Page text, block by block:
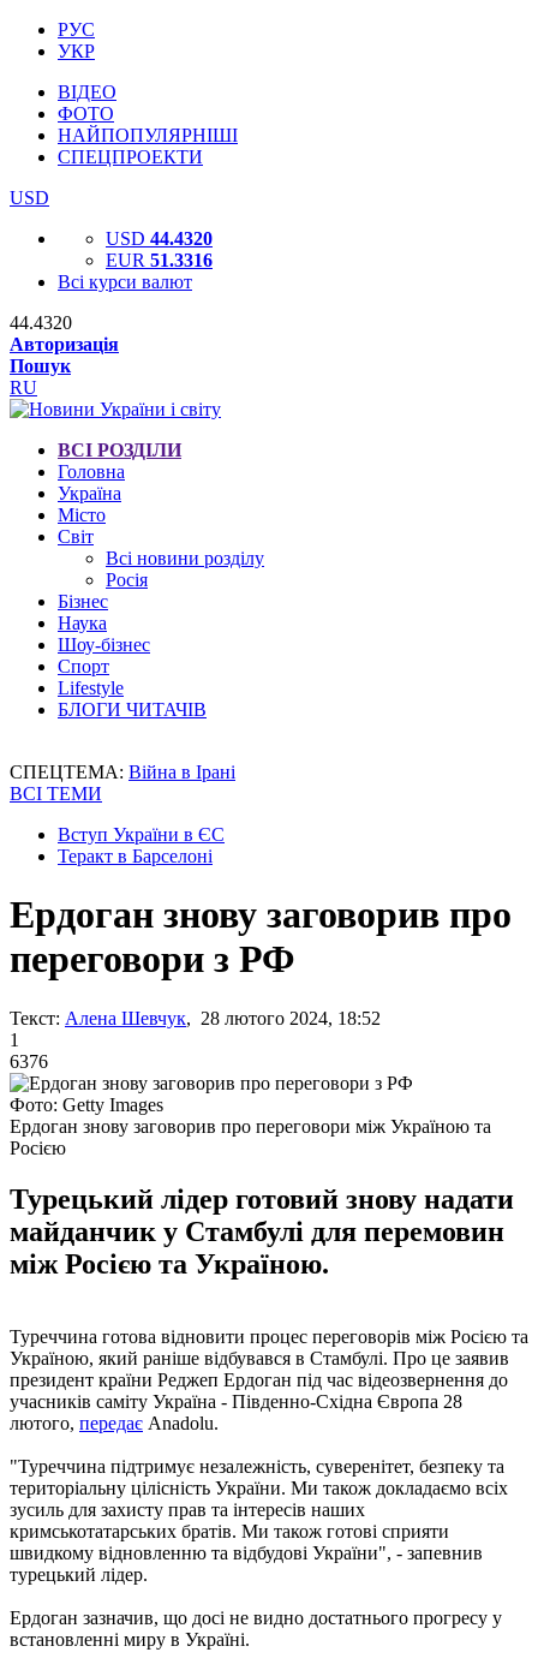
РУС
УКР
ВІДЕО
ФОТО
НАЙПОПУЛЯРНІШІ
СПЕЦПРОЕКТИ
USD
USD 44.4320
EUR 51.3316
Всі курси валют
44.4320
Авторизація
Пошук
RU
ВСІ РОЗДІЛИ
Головна
Україна
Місто
Світ
Всі новини розділу
Росія
Бізнес
Наука
Шоу-бізнес
Спорт
Lifestyle
БЛОГИ ЧИТАЧІВ
СПЕЦТЕМА: Війна в Ірані
ВСІ ТЕМИ
Вступ України в ЄС
Теракт в Барселоні
Ердоган знову заговорив про
переговори з РФ
Текст: Алена Шевчук, 28 лютого 2024, 18:52
1
6376
Фото: Getty Images
Ердоган знову заговорив про переговори між Україною та
Росією
Турецький лідер готовий знову надати
майданчик у Стамбулі для перемовин
між Росією та Україною.
Туреччина готова відновити процес переговорів між Росією та
Україною, який раніше відбувався в Стамбулі. Про це заявив
президент країни Реджеп Ердоган під час відеозвернення до
учасників саміту Україна - Південно-Східна Європа 28
лютого, передає Anadolu.
"Туреччина підтримує незалежність, суверенітет, безпеку та
територіальну цілісність України. Ми також докладаємо всіх
зусиль для захисту прав та інтересів наших
кримськотатарських братів. Ми також готові сприяти
швидкому відновленню та відбудові України", - запевнив
турецький лідер.
Ердоган зазначив, що досі не видно достатнього прогресу у
встановленні миру в Україні.